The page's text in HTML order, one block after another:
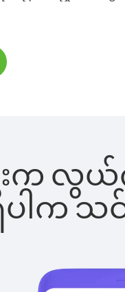
င်းက
ရှိပါက